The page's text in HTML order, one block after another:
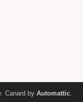
Canard by Automattic.